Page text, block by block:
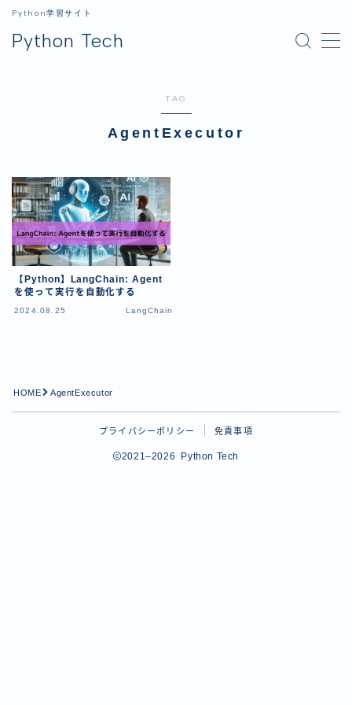
Python Tech
Python学習サイト
MENU
Python入門
ライブラリ
データ分析
GUI
画像処理
生成AI
tips Pythonのtipsに関する記事用のカテゴリー
TAG
AgentExecutor
【Python】LangChain: Agent
を使って実行を自動化する
2024.08.25 LangChain
HOME AgentExecutor
プライバシーポリシー 免責事項
2021–2026 Python Tech